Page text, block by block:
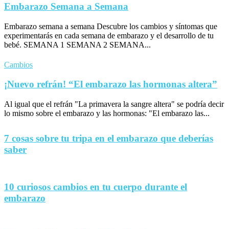
Embarazo Semana a Semana
Embarazo semana a semana Descubre los cambios y síntomas que
experimentarás en cada semana de embarazo y el desarrollo de tu
bebé. SEMANA 1 SEMANA 2 SEMANA...
Cambios
¡Nuevo refrán! “El embarazo las hormonas altera”
Al igual que el refrán "La primavera la sangre altera" se podría decir
lo mismo sobre el embarazo y las hormonas: "El embarazo las...
7 cosas sobre tu tripa en el embarazo que deberías
saber
10 curiosos cambios en tu cuerpo durante el
embarazo